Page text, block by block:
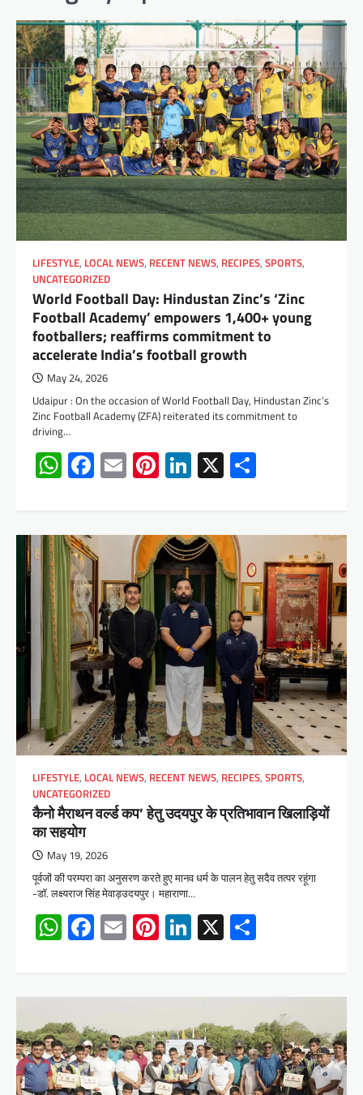
LIFESTYLE, LOCAL NEWS, RECENT NEWS, RECIPES, SPORTS,
UNCATEGORIZED
World Football Day: Hindustan Zinc’s ‘Zinc
Football Academy’ empowers 1,400+ young
footballers; reaffirms commitment to
accelerate India’s football growth
May 24, 2026
Udaipur : On the occasion of World Football Day, Hindustan Zinc’s
Zinc Football Academy (ZFA) reiterated its commitment to
driving…
WhatsApp
Facebook
EmailPinterest
LinkedIn
X
LIFESTYLE, LOCAL NEWS, RECENT NEWS, RECIPES, SPORTS,
UNCATEGORIZED
कैनो मैराथन वर्ल्ड कप’ हेतु उदयपुर के प्रतिभावान खिलाड़ियों
का सहयोग
May 19, 2026
पूर्वजों की परम्परा का अनुसरण करते हुए मानव धर्म के पालन हेतु सदैव तत्पर रहूंगा
-डॉ. लक्ष्यराज सिंह मेवाड़उदयपुर। महाराणा…
WhatsApp
Facebook
EmailPinterest
LinkedIn
X